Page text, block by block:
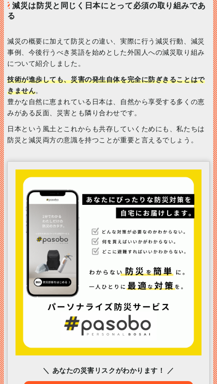
減災は防災と同じく日本にとって必須の取り組みであ
る
減災の概要に加えて防災との違い、実際に行う減災行動、減災
事例、今後行うべき英語を始めとした外国人への減災取り組み
について紹介しました。
技術が進歩しても、災害の発生自体を完全に防ぎきることはで
きません。
豊かな自然に恵まれている日本は、自然から享受する多くの恵
みがある反面、災害とも隣り合わせです。
日本という風土とこれからも共存していくためにも、私たちは
防災と減災両方の意識を持つことが重要と言えるでしょう。
＼ あなたの災害リスクがわかります！ ／